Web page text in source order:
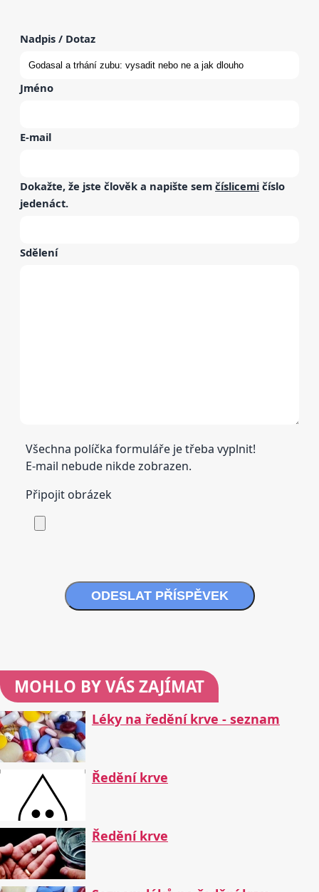
Nadpis / Dotaz
Jméno
E-mail
Dokažte, že jste člověk a napište sem číslicemi číslo
jedenáct.
Sdělení
Všechna políčka formuláře je třeba vyplnit!
E-mail nebude nikde zobrazen.
Připojit obrázek
ODESLAT PŘÍSPĚVEK
MOHLO BY VÁS ZAJÍMAT
Léky na ředění krve - seznam
Ředění krve
Ředění krve